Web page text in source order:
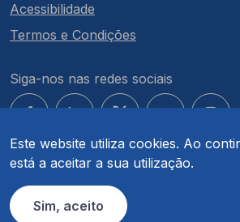
Este website utiliza cookies. Ao
está a aceitar a sua utilização.
Sim, aceito
Acessibilidade
Termos e Condições
Siga-nos nas redes sociais
© COMPETE 2030. Todos os direitos